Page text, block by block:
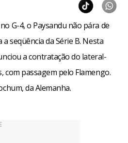
G-4, o Paysandu não pára de
seqüência da Série B. Nesta
a contratação do lateral-
com passagem pelo Flamengo.
da Alemanha.